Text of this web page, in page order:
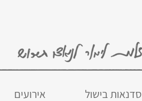
סדנאות בישול אירועים